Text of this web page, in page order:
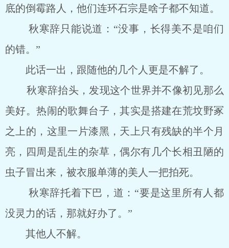
底的倒霉路人，他们连环石宗是啥子都不知道。
秋寒辞只能说道：“没事，长得美不是咱们
的错。”
此话一出，跟随他的几个人更是不解了。
秋寒辞抬头，发现这个世界并不像初见那么
美好。热闹的歌舞台子，其实是搭建在荒坟野冢
之上的，这里一片漆黑，天上只有残缺的半个月
亮，四周是乱生的杂草，偶尔有几个长相丑陋的
虫子冒出来，被衣服单薄的美人一把拍死。
秋寒辞托着下巴，道：“要是这里所有人都
没灵力的话，那就好办了。”
其他人不解。